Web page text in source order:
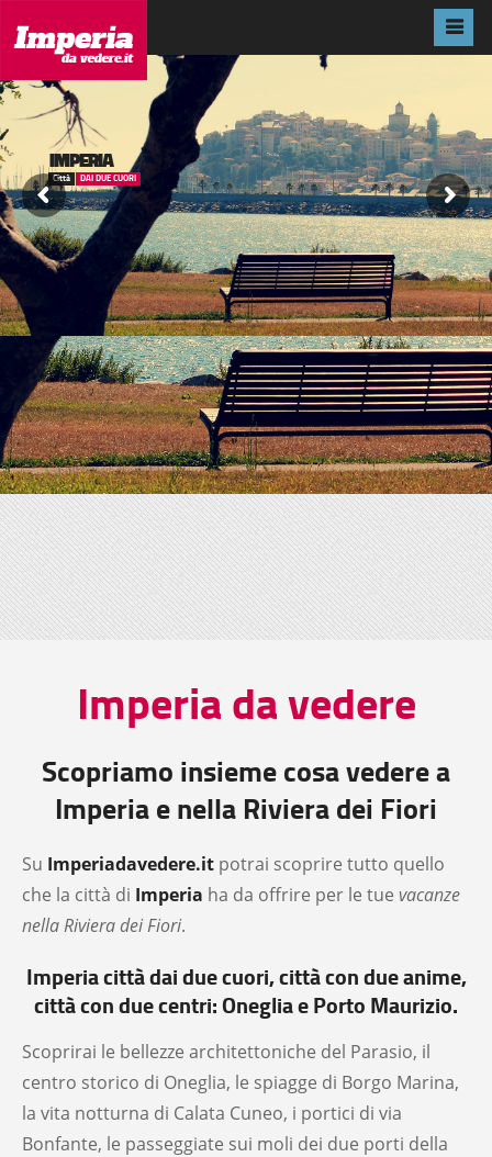
IMPERIA
Città DAI DUE CUORI
Imperia da vedere
Scopriamo insieme cosa vedere a
Imperia e nella Riviera dei Fiori
Su Imperiadavedere.it potrai scoprire tutto quello
che la città di Imperia ha da offrire per le tue vacanze
nella Riviera dei Fiori.
Imperia città dai due cuori, città con due anime,
città con due centri: Oneglia e Porto Maurizio.
Scoprirai le bellezze architettoniche del Parasio, il
centro storico di Oneglia, le spiagge di Borgo Marina,
la vita notturna di Calata Cuneo, i portici di via
Bonfante, le passeggiate sui moli dei due porti della